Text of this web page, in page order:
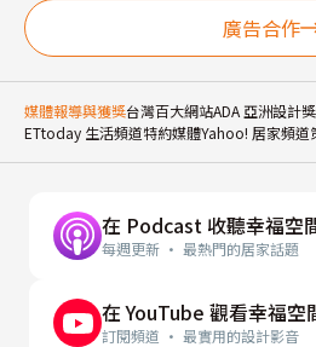
廣告合作
媒體報導與獲獎台灣百大網站ADA 亞洲設計
ETtoday 生活頻道特約媒體Yahoo! 居家頻道
在 Podcast 收聽幸福空
每週更新 · 最熱門的居家話題
在 YouTube 觀看幸福空
訂閱頻道 · 最實用的設計影音